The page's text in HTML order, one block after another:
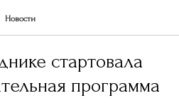
Новости
стартовала
программа